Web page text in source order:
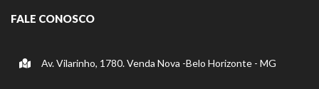
FALE CONOSCO
Av. Vilarinho, 1780. Venda Nova -Belo Horizonte - MG